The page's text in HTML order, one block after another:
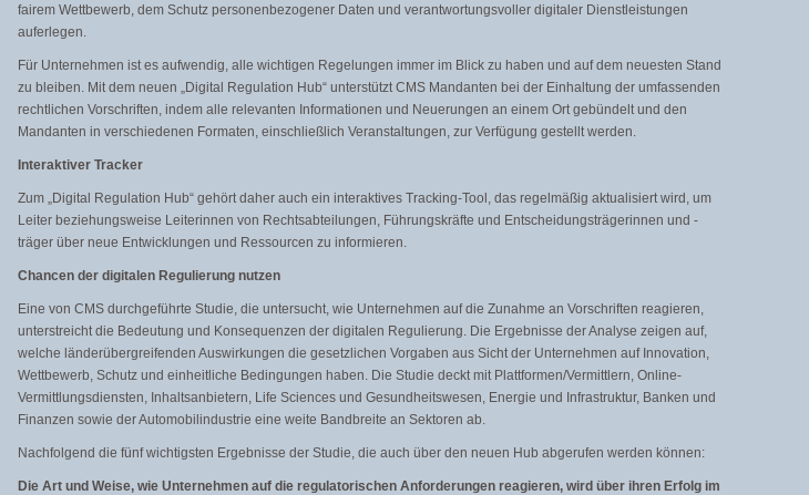
fairem Wettbewerb, dem Schutz personenbezogener Daten und verantwortungsvoller digitaler Dienstleistungen
auferlegen.
Für Unternehmen ist es aufwendig, alle wichtigen Regelungen immer im Blick zu haben und auf dem neuesten Stand
zu bleiben. Mit dem neuen „Digital Regulation Hub“ unterstützt CMS Mandanten bei der Einhaltung der umfassenden
rechtlichen Vorschriften, indem alle relevanten Informationen und Neuerungen an einem Ort gebündelt und den
Mandanten in verschiedenen Formaten, einschließlich Veranstaltungen, zur Verfügung gestellt werden.
Interaktiver Tracker
Zum „Digital Regulation Hub“ gehört daher auch ein interaktives Tracking-Tool, das regelmäßig aktualisiert wird, um
Leiter beziehungsweise Leiterinnen von Rechtsabteilungen, Führungskräfte und Entscheidungsträgerinnen und -
träger über neue Entwicklungen und Ressourcen zu informieren.
Chancen der digitalen Regulierung nutzen
Eine von CMS durchgeführte Studie, die untersucht, wie Unternehmen auf die Zunahme an Vorschriften reagieren,
unterstreicht die Bedeutung und Konsequenzen der digitalen Regulierung. Die Ergebnisse der Analyse zeigen auf,
welche länderübergreifenden Auswirkungen die gesetzlichen Vorgaben aus Sicht der Unternehmen auf Innovation,
Wettbewerb, Schutz und einheitliche Bedingungen haben. Die Studie deckt mit Plattformen/Vermittlern, Online-
Vermittlungsdiensten, Inhaltsanbietern, Life Sciences und Gesundheitswesen, Energie und Infrastruktur, Banken und
Finanzen sowie der Automobilindustrie eine weite Bandbreite an Sektoren ab.
Nachfolgend die fünf wichtigsten Ergebnisse der Studie, die auch über den neuen Hub abgerufen werden können:
Die Art und Weise, wie Unternehmen auf die regulatorischen Anforderungen reagieren, wird über ihren Erfolg im